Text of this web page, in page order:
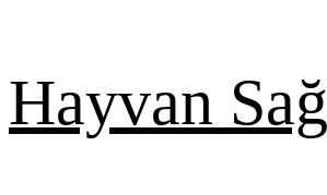
Hayvan